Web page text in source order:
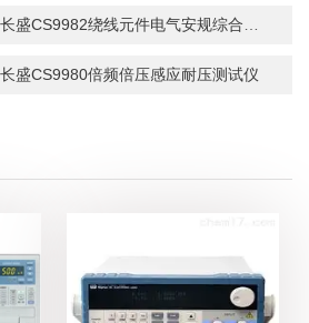
CS9982绕线元件电气安规综合分析仪
盛CS9980倍频倍压感应耐压测试仪